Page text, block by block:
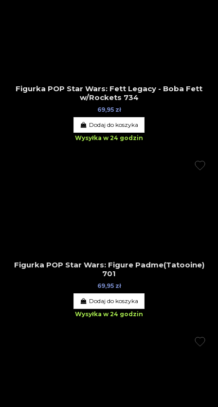
Figurka POP Star Wars: Fett Legacy - Boba Fett
w/Rockets 734
69,95 zł
Dodaj do koszyka
Wysyłka w 24 godzin
Figurka POP Star Wars: Figure Padme(Tatooine)
701
69,95 zł
Dodaj do koszyka
Wysyłka w 24 godzin